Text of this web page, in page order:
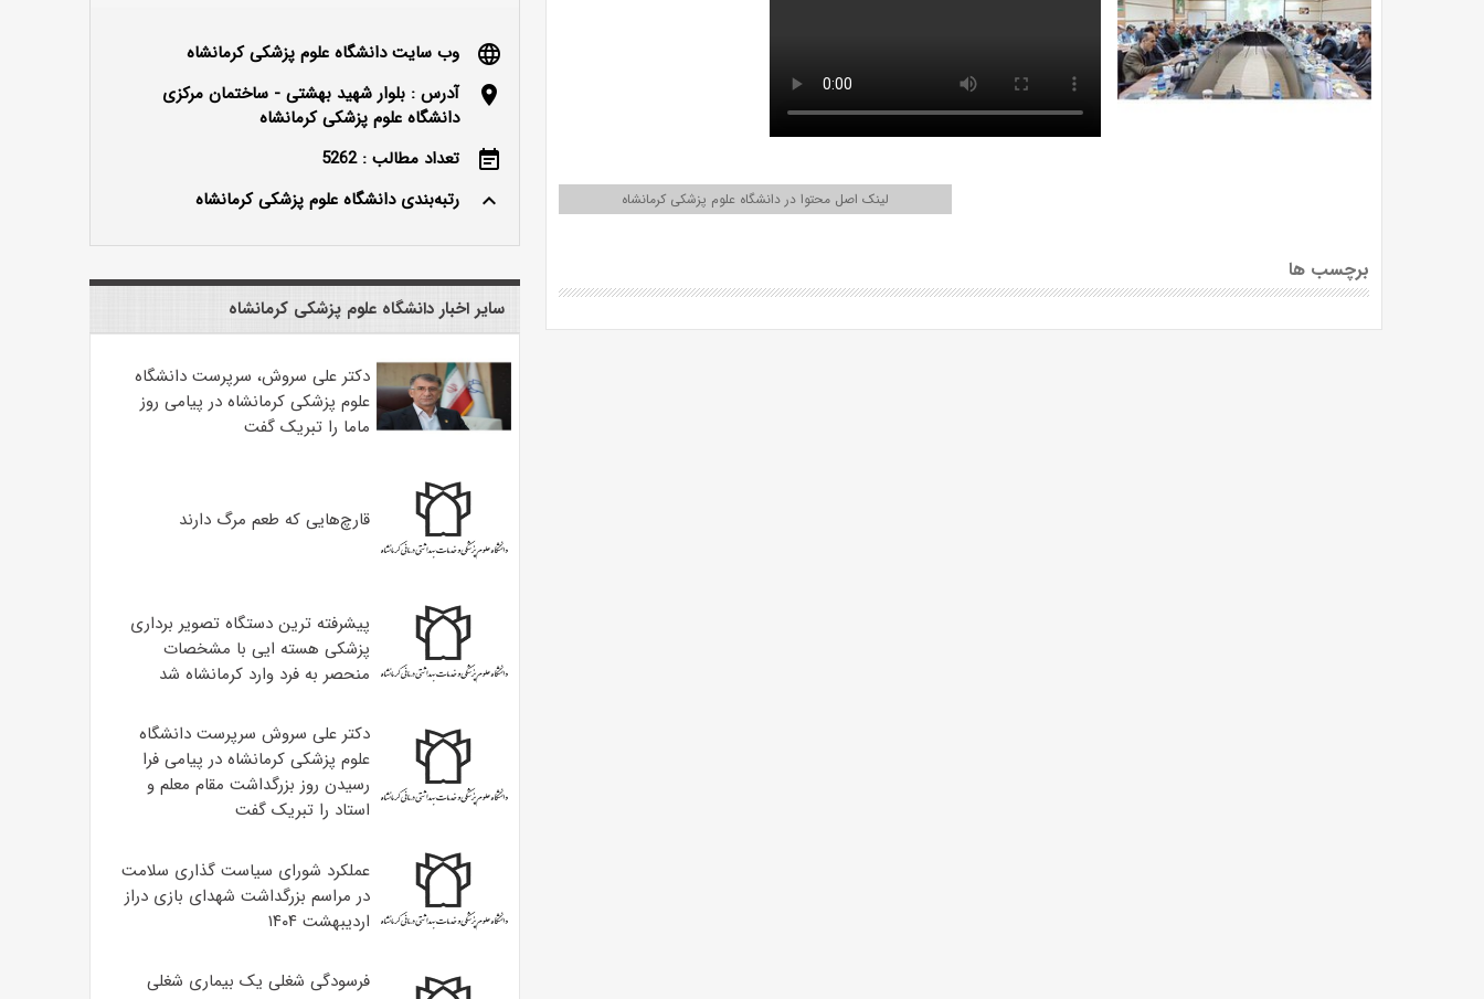
لینک اصل محتوا در دانشگاه علوم پزشکی کرمانشاه
برچسب ها
language
وب سایت دانشگاه علوم پزشکی کرمانشاه
location_on
آدرس : بلوار شهید بهشتی - ساختمان مرکزی
دانشگاه علوم پزشکی کرمانشاه
event_note
تعداد مطالب : 5262
keyboard_arrow_up
رتبه‌بندی دانشگاه علوم پزشکی کرمانشاه
سایر اخبار دانشگاه علوم پزشکی کرمانشاه
دکتر علی سروش، سرپرست دانشگاه
علوم پزشکی کرمانشاه در پیامی روز
ماما را تبریک گفت
قارچ‌هایی که طعم مرگ دارند
پیشرفته ترین دستگاه تصویر برداری
پزشکی هسته ایی با مشخصات
منحصر به فرد وارد کرمانشاه شد
دکتر علی سروش سرپرست دانشگاه
علوم پزشکی کرمانشاه در پیامی فرا
رسیدن روز بزرگداشت مقام معلم و
استاد را تبریک گفت
عملکرد شورای سیاست گذاری سلامت
در مراسم بزرگداشت شهدای بازی دراز
اردیبهشت ۱۴۰۴
فرسودگی شغلی یک بیماری شغلی